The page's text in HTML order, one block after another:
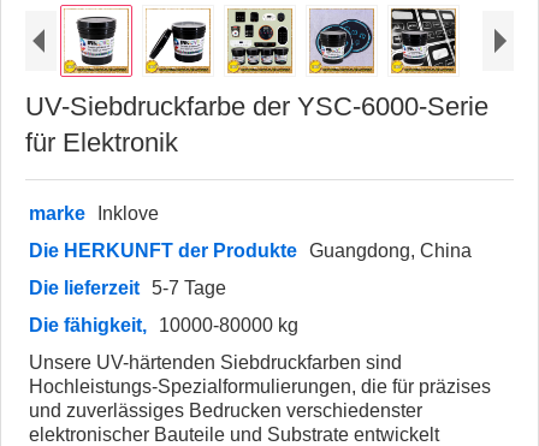
UV-Siebdruckfarbe der YSC-6000-Serie
für Elektronik
marke
Inklove
Die HERKUNFT der Produkte Guangdong, China
Die lieferzeit 5-7 Tage
Die fähigkeit,
10000-80000 kg
Unsere UV-härtenden Siebdruckfarben sind
Hochleistungs-Spezialformulierungen, die für präzises
und zuverlässiges Bedrucken verschiedenster
elektronischer Bauteile und Substrate entwickelt